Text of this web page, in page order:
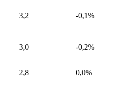
3,2 -0,1%
3,0 -0,2%
2,8 0,0%